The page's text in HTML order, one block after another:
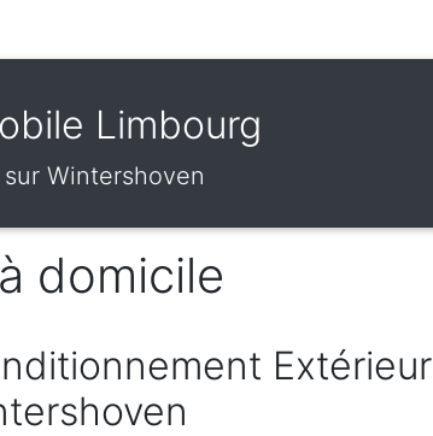
Limbourg
Wintershoven
domicile
Extérieur